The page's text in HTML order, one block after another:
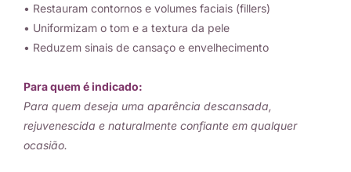
• Restauram contornos e volumes faciais (fillers)
• Uniformizam o tom e a textura da pele
• Reduzem sinais de cansaço e envelhecimento
Para quem é indicado:
Para quem deseja uma aparência descansada,
rejuvenescida e naturalmente confiante em qualquer
ocasião.